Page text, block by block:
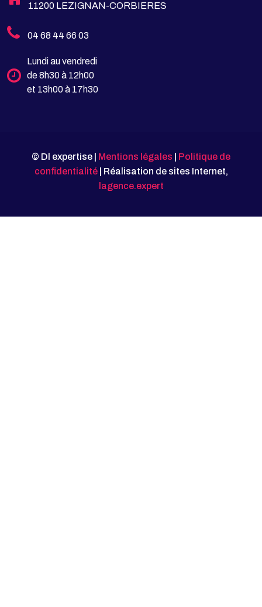
11200 LEZIGNAN-CORBIERES
04 68 44 66 03
Lundi au vendredi
de 8h30 à 12h00
et 13h00 à 17h30
© Dl expertise | Mentions légales
Politique de
confidentialité| Réalisation de sites Internet,
lagence.expert